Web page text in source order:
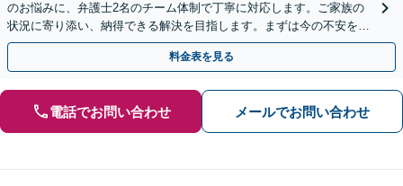
のお悩みに、弁護士2名のチーム体制で丁寧に対応します。ご家族の
状況に寄り添い、納得できる解決を目指します。まずは今の不安をお
聞かせください【メール・WEB相談可】
料金表を見る
電話でお問い合わせ メールでお問い合わせ